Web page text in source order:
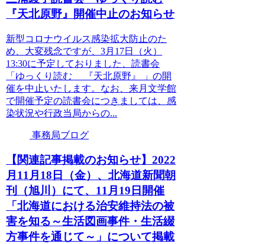
『天北原野』開催中止のお知らせ
新型コロナウイルス感染拡大防止のた
め、大変残念ですが、3月17日（火）
13:30に予定しておりました、読書会
「ゆっくり読む 『天北原野』 」の開
催を中止いたします。なお、来月文学館
で開催予定の読書会につきましては、感
染状況や行政当局からの...
事務局ブログ
【関連記事掲載のお知らせ】2022
月11月18日（金）、北海道新聞朝
刊（旭川）にて、11月19日開催
「北海道における治安維持法の被
害を知る～生活図画事件・生活綴
方事件を通じて～」について掲載